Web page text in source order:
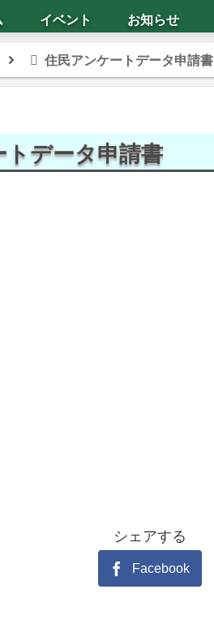
イベント お知らせ
住民アンケートデータ申請書
データ申請書
シェアする
Facebook